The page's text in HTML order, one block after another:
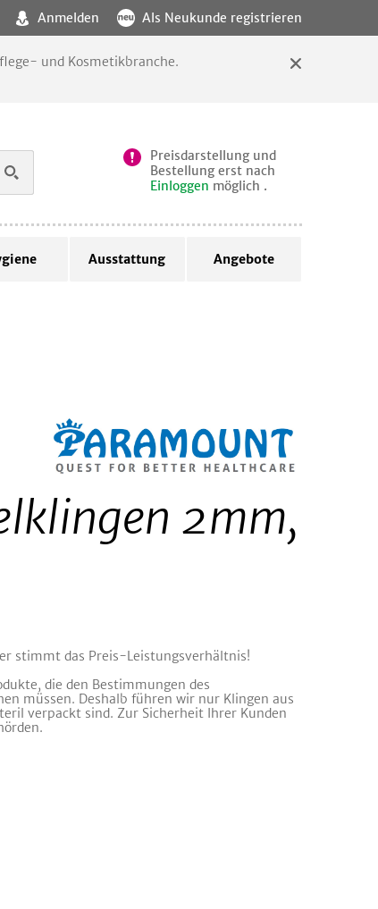
Anmelden Als Neukunde registrieren
und Kosmetikbranche.
Preisdarstellung und
Bestellung erst nach
Einloggen möglich .
Ausstattung Angebote
2mm,
stimmt das Preis-Leistungsverhältnis!
die den Bestimmungen des
müssen. Deshalb führen wir nur Klingen aus
verpackt sind. Zur Sicherheit Ihrer Kunden